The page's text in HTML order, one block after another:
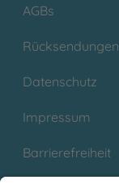
AGBs
Rücksendungen
Datenschutz
Impressum
Barrierefreiheit